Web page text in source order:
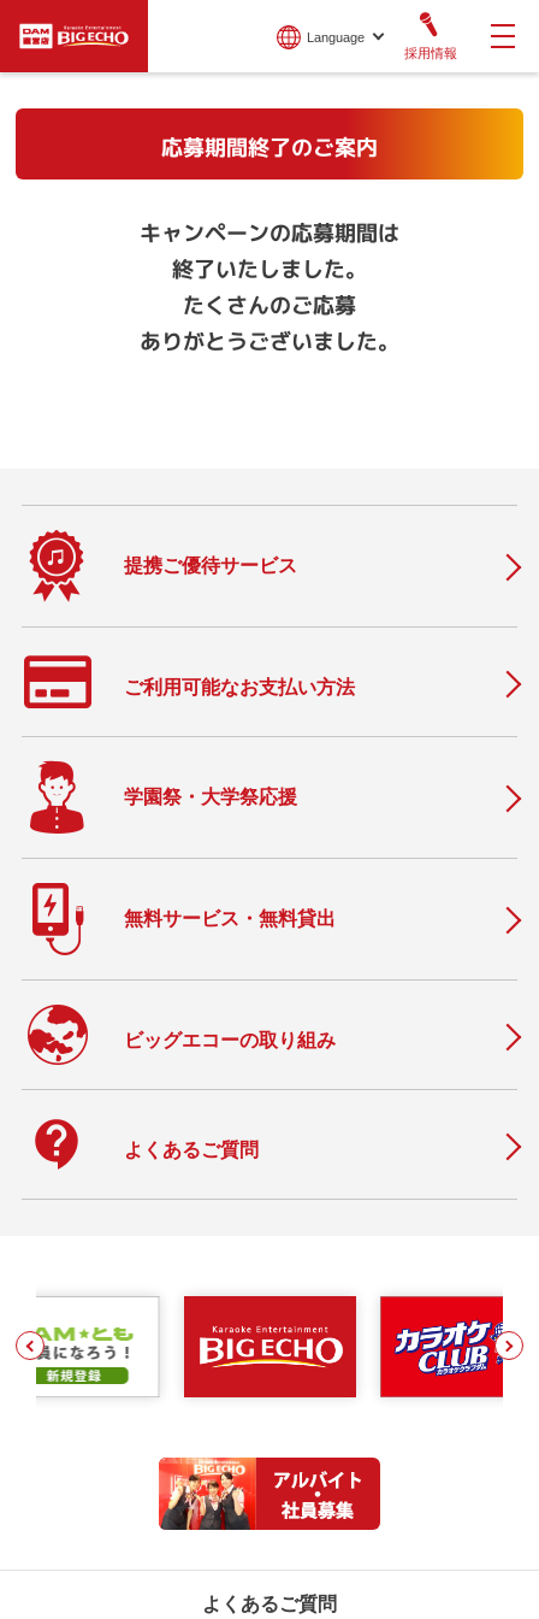
Language
採用情報
応募期間終了のご案内
キャンペーンの応募期間は
終了いたしました。
たくさんのご応募
ありがとうございました。
提携ご優待サービス
ご利用可能なお支払い方法
学園祭・大学祭応援
無料サービス・無料貸出
ビッグエコーの取り組み
contact_support よくあるご質問
よくあるご質問